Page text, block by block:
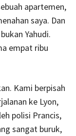
apartemen,
saya. Dan
Yahudi.
empat ribu
Kami berpisah
ke Lyon,
polisi Prancis,
sangat buruk,